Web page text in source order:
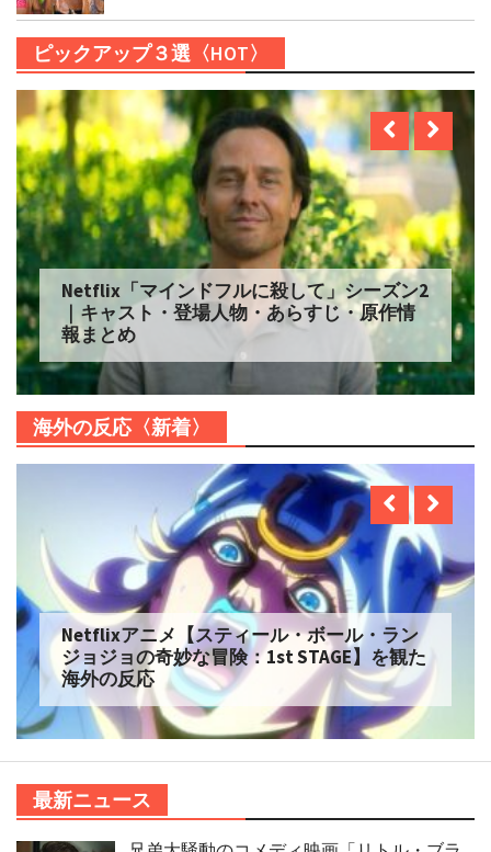
ピックアップ３選〈HOT〉
Netflix「マインドフルに殺して」シーズン2
｜キャスト・登場人物・あらすじ・原作情
報まとめ
海外の反応〈新着〉
Netflixアニメ【スティール・ボール・ラン
ジョジョの奇妙な冒険：1st STAGE】を観た
海外の反応
最新ニュース